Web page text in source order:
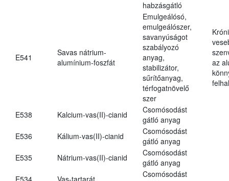
habzásgátló
E541
Savas nátrium-
alumínium-foszfát
Emulgeálósó,
emulgeálószer,
savanyúságot
szabályozó
anyag,
stabilizátor,
sűrítőanyag,
térfogatnövelő
szer
az
E538 Kalcium-vas(II)-cianid
Csomósodást
gátló anyag
E536
Kálium-vas(II)-cianid
Csomósodást
gátló anyag
E535
Nátrium-vas(II)-cianid
Csomósodást
gátló anyag
E534
Vas-tartarát
Csomósodást